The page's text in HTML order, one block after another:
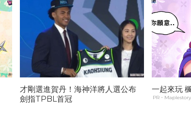
才剛選進賀丹！海神洋將人選公布
劍指TPBL首冠
一起來玩
PR・